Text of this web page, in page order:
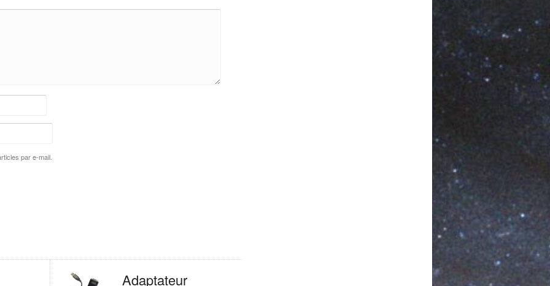
par e-mail.
Adaptateur